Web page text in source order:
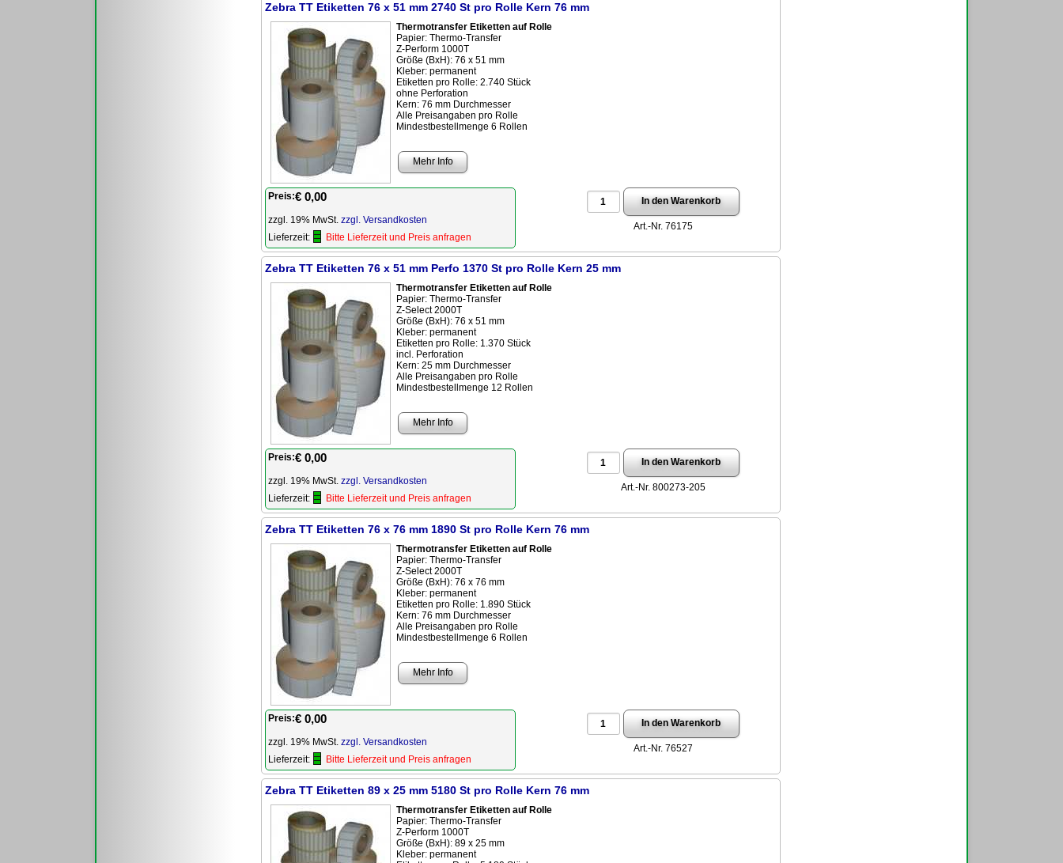
Zebra TT Etiketten 76 x 51 mm 2740 St pro Rolle Kern 76 mm
Thermotransfer Etiketten auf Rolle
Papier: Thermo-Transfer
Z-Perform 1000T
Größe (BxH): 76 x 51 mm
Kleber: permanent
Etiketten pro Rolle: 2.740 Stück
ohne Perforation
Kern: 76 mm Durchmesser
Alle Preisangaben pro Rolle
Mindestbestellmenge 6 Rollen
Mehr Info
Preis:€ 0,00
zzgl. 19% MwSt. zzgl. Versandkosten
Lieferzeit:
Bitte Lieferzeit und Preis anfragen
Art.-Nr. 76175
Zebra TT Etiketten 76 x 51 mm Perfo 1370 St pro Rolle Kern 25 mm
Thermotransfer Etiketten auf Rolle
Papier: Thermo-Transfer
Z-Select 2000T
Größe (BxH): 76 x 51 mm
Kleber: permanent
Etiketten pro Rolle: 1.370 Stück
incl. Perforation
Kern: 25 mm Durchmesser
Alle Preisangaben pro Rolle
Mindestbestellmenge 12 Rollen
Mehr Info
Preis:€ 0,00
zzgl. 19% MwSt. zzgl. Versandkosten
Lieferzeit:
Bitte Lieferzeit und Preis anfragen
Art.-Nr. 800273-205
Zebra TT Etiketten 76 x 76 mm 1890 St pro Rolle Kern 76 mm
Thermotransfer Etiketten auf Rolle
Papier: Thermo-Transfer
Z-Select 2000T
Größe (BxH): 76 x 76 mm
Kleber: permanent
Etiketten pro Rolle: 1.890 Stück
Kern: 76 mm Durchmesser
Alle Preisangaben pro Rolle
Mindestbestellmenge 6 Rollen
Mehr Info
Preis:€ 0,00
zzgl. 19% MwSt. zzgl. Versandkosten
Lieferzeit:
Bitte Lieferzeit und Preis anfragen
Art.-Nr. 76527
Zebra TT Etiketten 89 x 25 mm 5180 St pro Rolle Kern 76 mm
Thermotransfer Etiketten auf Rolle
Papier: Thermo-Transfer
Z-Perform 1000T
Größe (BxH): 89 x 25 mm
Kleber: permanent